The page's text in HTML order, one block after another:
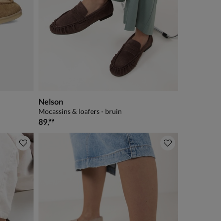
Nelson
Mocassins & loafers - bruin
€ 89,99
89,99